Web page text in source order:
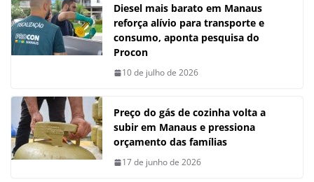
Diesel mais barato em Manaus
reforça alívio para transporte e
consumo, aponta pesquisa do
Procon
10 de julho de 2026
Preço do gás de cozinha volta a
subir em Manaus e pressiona
orçamento das famílias
17 de junho de 2026